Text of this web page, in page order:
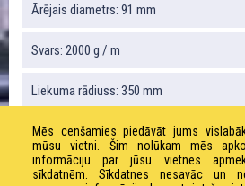
Ārējais diametrs: 91 mm
Svars: 2000 g / m
Liekuma rādiuss: 350 mm
Vakuums: 90%
Mēs cenšamies piedāvāt jums
mūsu vietni. Šim nolūkam mēs
informāciju par jūsu vietnes
sīkdatnēm. Sīkdatnes nesavāc un